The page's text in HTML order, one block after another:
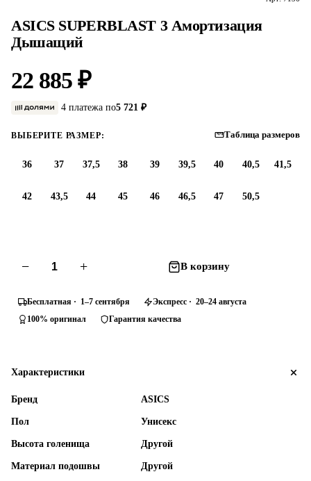
ASICS SUPERBLAST 3 Амортизация
Дышащий
22 885 ₽
4 платежа по5 721 ₽
ВЫБЕРИТЕ РАЗМЕР: Таблица размеров
36 37 37,5 38 39 39,5 40 40,5 41,5
42 43,5 44 45 46 46,5 47 50,5
− + В корзину
Бесплатная · 1–7 сентября
Экспресс · 20–24 августа
100% оригинал
Гарантия качества
Характеристики
Бренд ASICS
Пол Унисекс
Высота голенища Другой
Материал подошвы Другой